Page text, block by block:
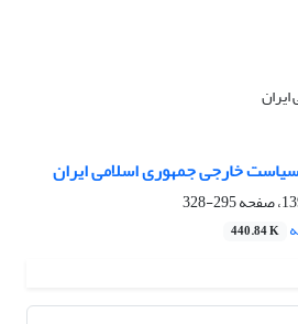
خارجی جمهوری ‏اسلامی ایران
295-328
440.84 K